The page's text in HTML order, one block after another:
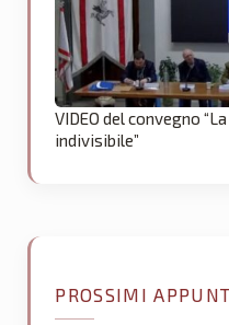
VIDEO del convegno
indivisibile”
PROSSIMI